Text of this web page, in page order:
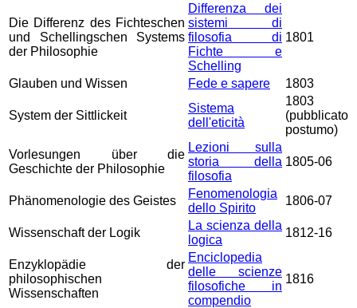
Die Differenz des Fichteschen
und Schellingschen Systems
der Philosophie
Differenza dei
sistemi di
filosofia di
Fichte e
Schelling
1801
Glauben und Wissen Fede e sapere 1803
System der Sittlickeit
Sistema
dell'eticità
1803
(pubblicato
postumo)
Vorlesungen über die
Geschichte der Philosophie
Lezioni sulla
storia della
filosofia
1805-06
Phänomenologie des Geistes
Fenomenologia
dello Spirito
1806-07
Wissenschaft der Logik
La scienza della
logica
1812-16
Enzyklopädie der
philosophischen
Wissenschaften
Enciclopedia
delle scienze
filosofiche in
compendio
1816